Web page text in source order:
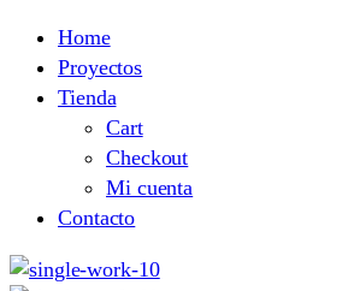
Home
Proyectos
Tienda
Cart
Checkout
Mi cuenta
Contacto